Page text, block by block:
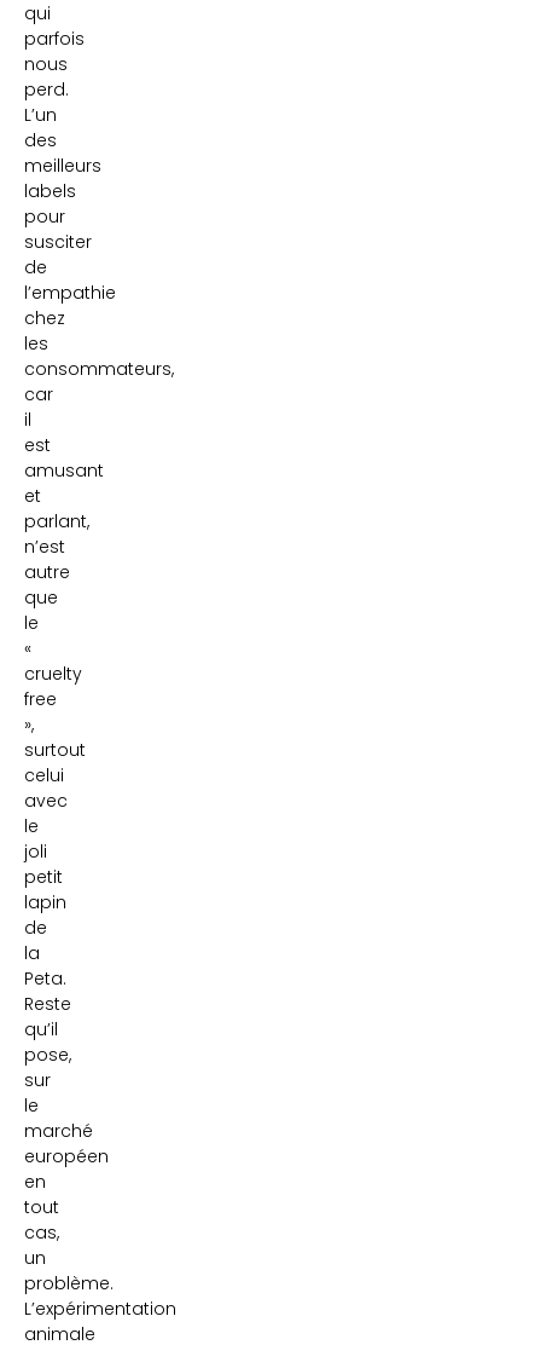
qui
parfois
nous
perd.
L’un
des
meilleurs
labels
pour
susciter
de
l’empathie
chez
les
consommateurs,
car
il
est
amusant
et
parlant,
n’est
autre
que
le
«
cruelty
free
»,
surtout
celui
avec
le
joli
petit
lapin
de
la
Peta.
Reste
qu’il
pose,
sur
le
marché
européen
en
tout
cas,
un
problème.
L’expérimentation
animale